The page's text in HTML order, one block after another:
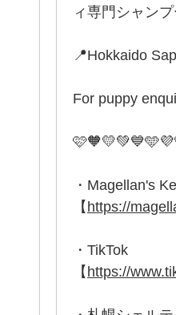
ィ専門シャン
📍Hokkaido
For puppy
・Magellan's
【https://
・TikTok
【https://